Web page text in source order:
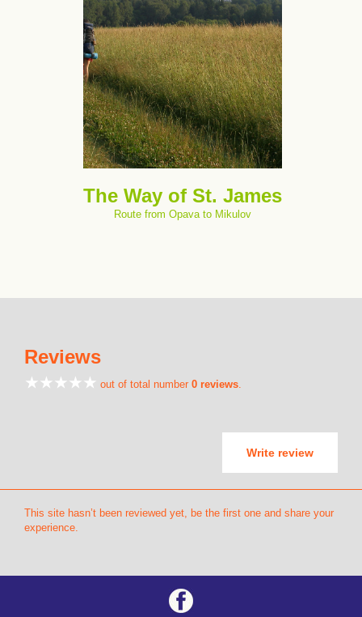
The Way of St. James
Route from Opava to Mikulov
Reviews
out of total number 0 reviews.
Write review
This site hasn’t been reviewed yet, be the first one and share your
experience.